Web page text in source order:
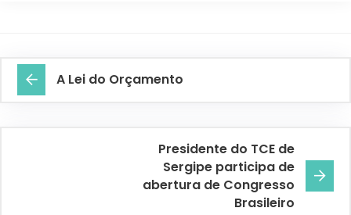
A Lei do Orçamento
Presidente do TCE de
Sergipe participa de
abertura de Congresso
Brasileiro